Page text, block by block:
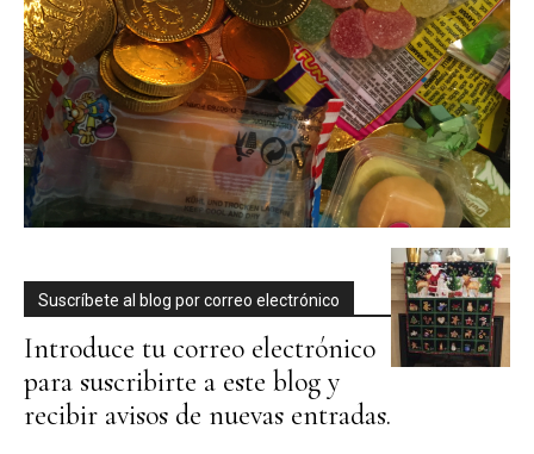
Suscríbete al blog por correo electrónico
Introduce tu correo electrónico
para suscribirte a este blog y
recibir avisos de nuevas entradas.